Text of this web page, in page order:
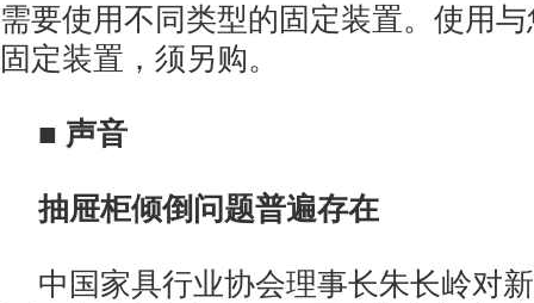
需要使用不同类型的固定装置。使用
固定装置，须另购。
■ 声音
抽屉柜倾倒问题普遍存在
中国家具行业协会理事长朱长岭对